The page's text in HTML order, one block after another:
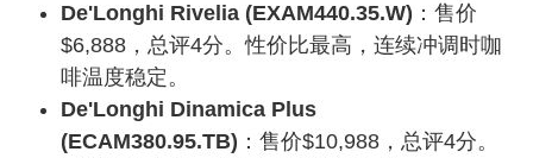
De'Longhi Rivelia (EXAM440.35.W) ：售价
$6,888，总评4分。性价比最高，连续冲调时咖
啡温度稳定。
De'Longhi Dinamica Plus
(ECAM380.95.TB) ：售价$10,988，总评4分。